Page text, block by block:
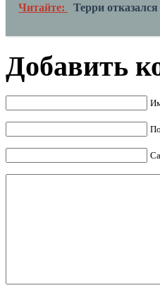
Читайте: Терри
Добавить